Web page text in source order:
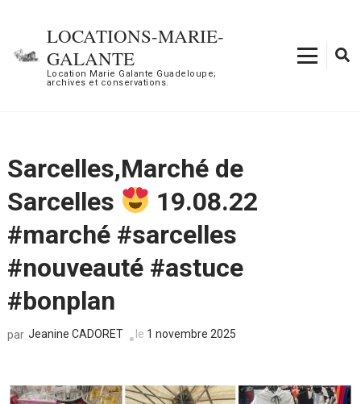
contenu
LOCATIONS-MARIE-
GALANTE
Location Marie Galante Guadeloupe;
archives et conservations.
Sarcelles,Marché de
Sarcelles
19.08.22
#marché #sarcelles
#nouveauté #astuce
#bonplan
par Jeanine CADORET le 1 novembre 2025